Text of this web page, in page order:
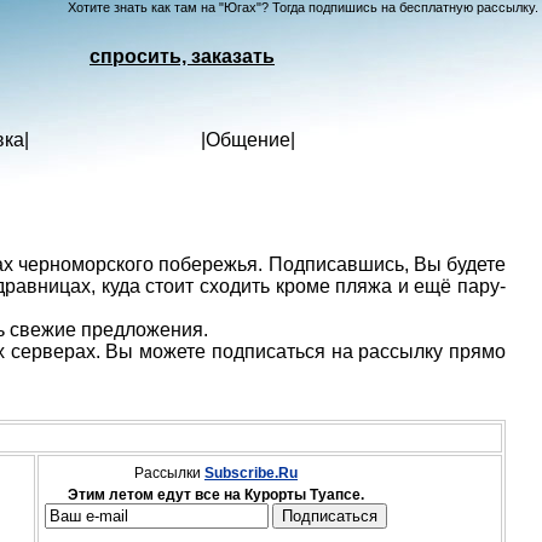
Хотите знать как там на "Югах"? Тогда подпишись на бесплатную рассылку.
спросить, заказать
Общение|
черноморского побережья. Подписавшись, Вы будете
куда стоит сходить кроме пляжа и ещё пару-
свежие предложения.
Вы можете подписаться на рассылку прямо
Рассылки Subscribe.Ru
Этим летом едут все на Курорты Туапсе.